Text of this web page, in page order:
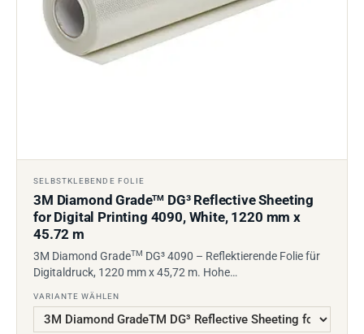
SELBSTKLEBENDE FOLIE
3M Diamond GradeTM DG³ Reflective Sheeting
for Digital Printing 4090, White, 1220 mm x
45.72 m
3M Diamond GradeTM DG³ 4090 – Reflektierende Folie für
Digitaldruck, 1220 mm x 45,72 m. Hohe…
VARIANTE WÄHLEN